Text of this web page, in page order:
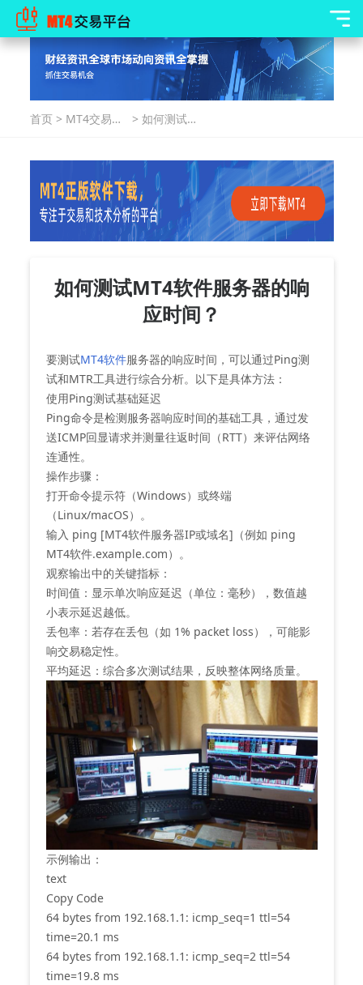
首页 > MT4交易指
> 如何测试
时间？
如何测试MT4软件服务器的响
应时间？
要测试MT4软件服务器的响应时间，可以通过Ping测
试和MTR工具进行综合分析。以下是具体方法：
使用Ping测试基础延迟
Ping命令是检测服务器响应时间的基础工具，通过发
送ICMP回显请求并测量往返时间（RTT）来评估网络
连通性。
‌操作步骤‌：
打开命令提示符（Windows）或终端
（Linux/macOS）。
输入 ping [MT4软件服务器IP或域名]（例如 ping
MT4软件.example.com）。
观察输出中的关键指标：
‌时间值‌：显示单次响应延迟（单位：毫秒），数值越
小表示延迟越低‌。
‌丢包率‌：若存在丢包（如 1% packet loss），可能影
响交易稳定性。
‌平均延迟‌：综合多次测试结果，反映整体网络质量‌。
‌示例输出‌：
text
Copy Code
64 bytes from 192.168.1.1: icmp_seq=1 ttl=54
time=20.1 ms
64 bytes from 192.168.1.1: icmp_seq=2 ttl=54
time=19.8 ms